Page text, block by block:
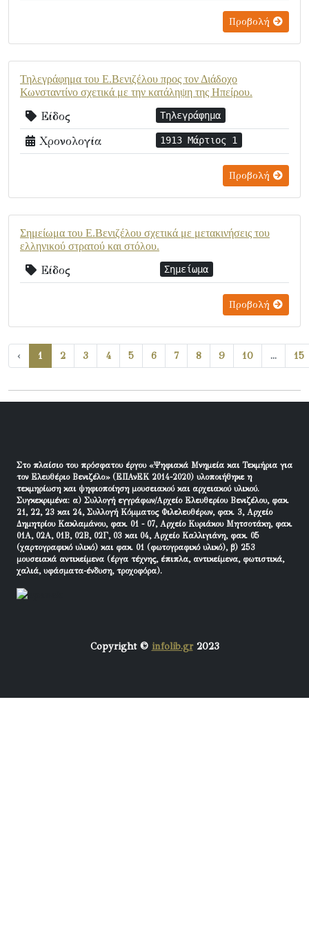
Προβολή
Τηλεγράφημα του Ε.Βενιζέλου προς τον Διάδοχο
Κωνσταντίνο σχετικά με την κατάληψη της Ηπείρου.
Είδος Τηλεγράφημα
Χρονολογία 1913 Μάρτιος 1
Προβολή
Σημείωμα του Ε.Βενιζέλου σχετικά με μετακινήσεις του
ελληνικού στρατού και στόλου.
Είδος Σημείωμα
Προβολή
‹ 1 2 3 4 5 6 7 8 9 10 ... 15
Στο πλαίσιο του πρόσφατου έργου «Ψηφιακά Μνημεία και Τεκμήρια για
τον Ελευθέριο Βενιζέλο» (ΕΠΑνΕΚ 2014-2020) υλοποιήθηκε η
τεκμηρίωση και ψηφιοποίηση μουσειακού και αρχειακού υλικού.
Συγκεκριμένα: α) Συλλογή εγγράφων/Αρχείο Ελευθερίου Βενιζέλου, φακ.
21, 22, 23 και 24, Συλλογή Κόμματος Φιλελευθέρων, φακ. 3, Αρχείο
Δημητρίου Κακλαμάνου, φακ. 01 - 07, Αρχείο Κυριάκου Μητσοτάκη, φακ.
01Α, 02Α, 01Β, 02Β, 02Γ, 03 και 04, Αρχείο Καλλιγιάνη, φακ. 05
(χαρτογραφικό υλικό) και φακ. 01 (φωτογραφικό υλικό), β) 253
μουσειακά αντικείμενα (έργα τέχνης, έπιπλα, αντικείμενα, φωτιστικά,
χαλιά, υφάσματα-ένδυση, τροχοφόρα).
Copyright © infolib.gr2023